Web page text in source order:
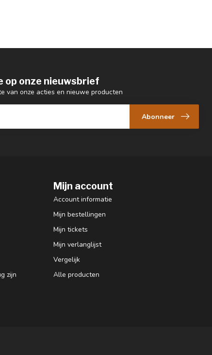
op onze nieuwsbrief
van onze acties en nieuwe producten
Abonneer
zijn
Mijn account
Account informatie
Mijn bestellingen
Mijn tickets
Mijn verlanglijst
Vergelijk
Alle producten